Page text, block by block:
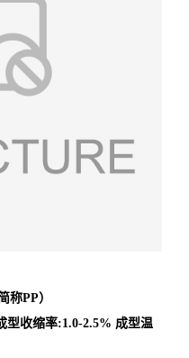
PP）
收缩率:1.0-2.5% 成型温